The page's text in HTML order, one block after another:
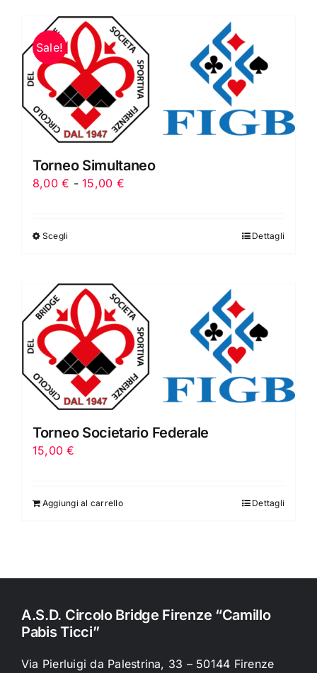
Sale!
Torneo Simultaneo
8,00€ - 15,00 €Fascia
15,00 €
Scegli Dettagli
Torneo Societario Federale
15,00€
Aggiungi al carrello Dettagli
A.S.D. Circolo Bridge Firenze “Camillo
Pabis Ticci”
Via Pierluigi da Palestrina, 33 – 50144 Firenze